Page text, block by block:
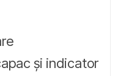
și indicator